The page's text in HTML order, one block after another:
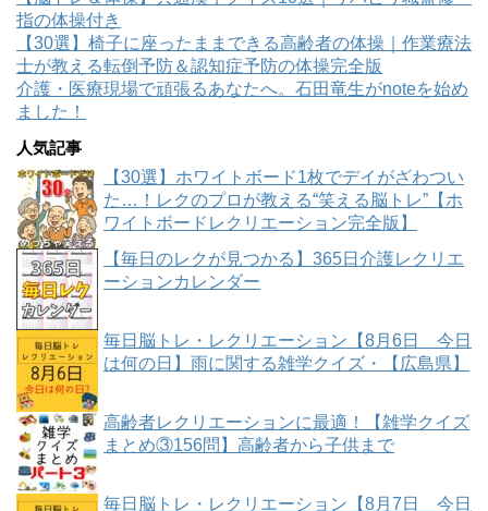
指の体操付き
【30選】椅子に座ったままできる高齢者の体操｜作業療法
士が教える転倒予防＆認知症予防の体操完全版
介護・医療現場で頑張るあなたへ。石田竜生がnoteを始め
ました！
人気記事
【30選】ホワイトボード1枚でデイがざわつい
た…！レクのプロが教える“笑える脳トレ”【ホ
ワイトボードレクリエーション完全版】
【毎日のレクが見つかる】365日介護レクリエ
ーションカレンダー
毎日脳トレ・レクリエーション【8月6日 今日
は何の日】雨に関する雑学クイズ・【広島県】
高齢者レクリエーションに最適！【雑学クイズ
まとめ③156問】高齢者から子供まで
毎日脳トレ・レクリエーション【8月7日 今日